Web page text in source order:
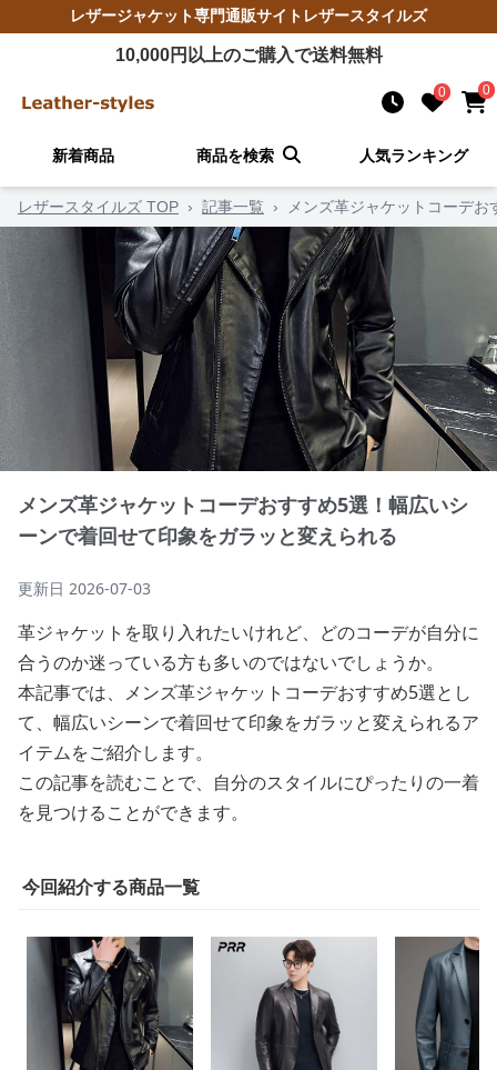
レザージャケット専門通販サイト レザースタイルズ
10,000円以上のご購入で送料無料
0 0
新着商品 商品を検索 人気ランキング
レザースタイルズ TOP › 記事一覧 › メンズ革ジャケットコーデ
メンズ革ジャケットコーデおすすめ5選！幅広いシ
ーンで着回せて印象をガラッと変えられる
更新日 2026-07-03
革ジャケットを取り入れたいけれど、どのコーデが自分に
合うのか迷っている方も多いのではないでしょうか。
本記事では、メンズ革ジャケットコーデおすすめ5選とし
て、幅広いシーンで着回せて印象をガラッと変えられるア
イテムをご紹介します。
この記事を読むことで、自分のスタイルにぴったりの一着
を見つけることができます。
今回紹介する商品一覧